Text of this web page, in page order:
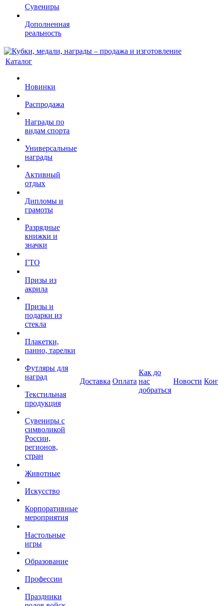
Сувениры
Дополненная
реальность
Каталог
Новинки
Распродажа
Награды по
видам спорта
Универсальные
награды
Активный
отдых
Дипломы и
грамоты
Разрядные
книжки и
значки
ГТО
Призы из
акрила
Призы и
подарки из
стекла
Плакетки,
панно, тарелки
Футляры для
наград
Текстильная
продукция
Сувениры с
символикой
России,
регионов,
стран
Животные
Искусство
Корпоративные
мероприятия
Настольные
игры
Образование
Профессии
Праздники
Доставка Оплата
Как до
нас
добраться
Новости